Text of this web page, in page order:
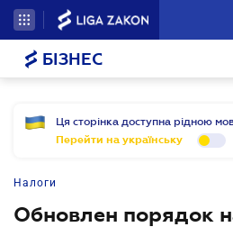
БІЗНЕС
Ця сторінка доступна рідною
Перейти на українську
Налоги
Обновлен порядок